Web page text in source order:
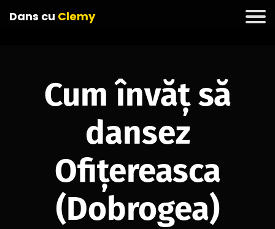
Dans cu Clemy
Cum învăț să
dansez
Ofițereasca
(Dobrogea)